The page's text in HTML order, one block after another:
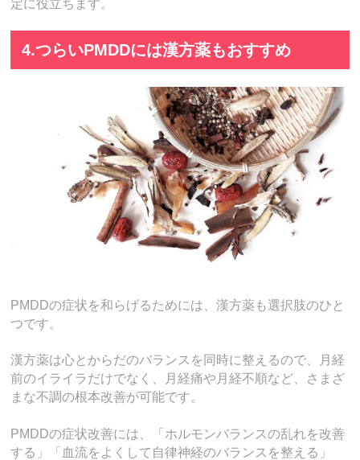
定に役立ちます。
4.つらいPMDDには漢方薬もおすすめ
PMDDの症状を和らげるためには、漢方薬も選択肢のひと
つです。
漢方薬は心とからだのバランスを同時に整えるので、月経
前のイライラだけでなく、月経痛や月経不順など、さまざ
まな不調の根本改善が可能です。
PMDDの症状改善には、「ホルモンバランスの乱れを改善
する」「血流をよくして自律神経のバランスを整える」